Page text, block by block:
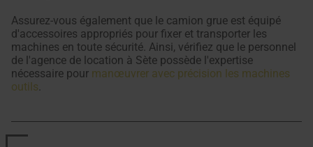
Assurez-vous également que le camion grue est équipé
d'accessoires appropriés pour fixer et transporter les
machines en toute sécurité. Ainsi, vérifiez que le personnel
de l'agence de location à Sète possède l'expertise
nécessaire pour manœuvrer avec précision les machines
outils.